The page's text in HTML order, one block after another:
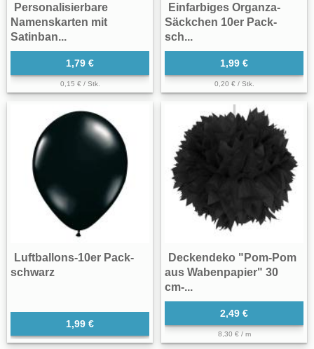
Personalisierbare
Namenskarten mit
Satinban...
1,79 €
0,15 € / Stk.
Einfarbiges Organza-
Säckchen 10er Pack-
sch...
1,99 €
0,20 € / Stk.
Luftballons-10er Pack-
schwarz
1,99 €
Deckendeko "Pom-Pom
aus Wabenpapier" 30
cm-...
2,49 €
8,30 € / m